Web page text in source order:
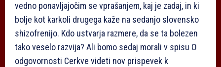
vedno ponavljajočim se vprašanjem, kaj je zadaj, in ki
bolje kot karkoli drugega kaže na sedanjo slovensko
shizofrenijo. Kdo ustvarja razmere, da se ta bolezen
tako veselo razvija? Ali bomo sedaj morali v spisu O
odgovornosti Cerkve videti nov prispevek k